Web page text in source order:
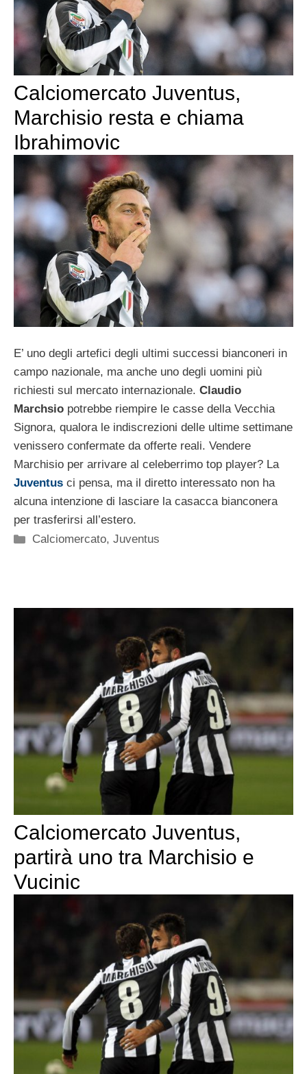
Calciomercato Juventus,
Marchisio resta e chiama
Ibrahimovic
E’ uno degli artefici degli ultimi successi bianconeri in
campo nazionale, ma anche uno degli uomini più
richiesti sul mercato internazionale. Claudio
Marchsio potrebbe riempire le casse della Vecchia
Signora, qualora le indiscrezioni delle ultime settimane
venissero confermate da offerte reali. Vendere
Marchisio per arrivare al celeberrimo top player? La
Juventus ci pensa, ma il diretto interessato non ha
alcuna intenzione di lasciare la casacca bianconera
per trasferirsi all’estero.
Categorie
Calciomercato,Juventus
Calciomercato Juventus,
partirà uno tra Marchisio e
Vucinic